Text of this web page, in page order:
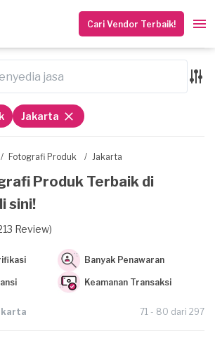
Cari Vendor Terbaik!
/ Fotografi Produk / Jakarta
Produk Terbaik di
sini!
Review)
Banyak Penawaran
Keamanan Transaksi
71 - 80 dari 297
Jakarta